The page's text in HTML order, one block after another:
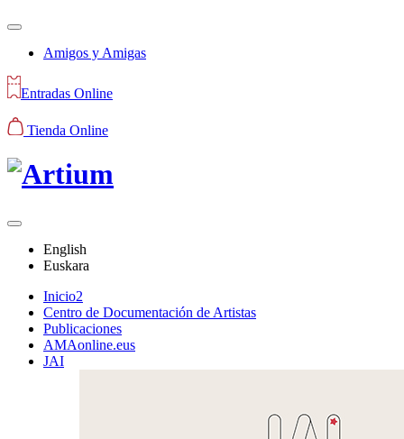
Amigos y Amigas
Entradas Online
Tienda Online
English
Euskara
Inicio2
Centro de Documentación de Artistas
Publicaciones
AMAonline.eus
JAI